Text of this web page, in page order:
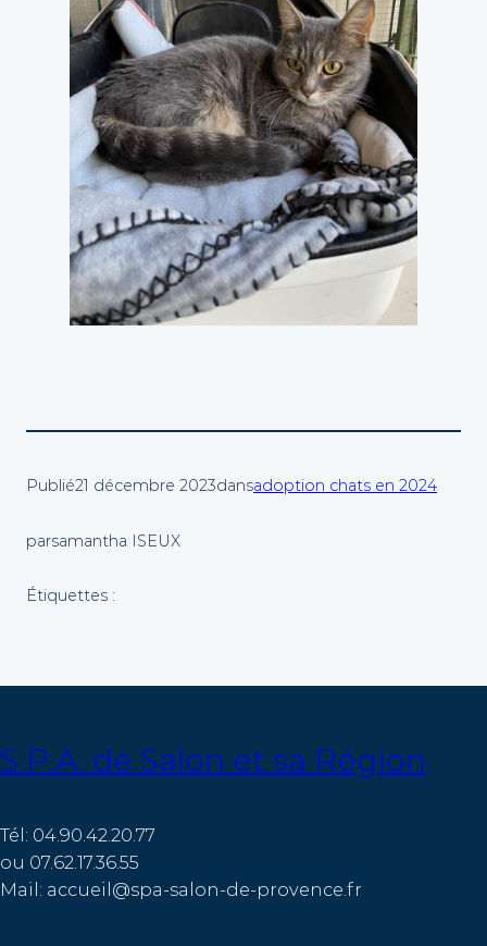
Publié21 décembre 2023dansadoption chats en 2024
parsamantha ISEUX
Étiquettes :
S.P.A. de Salon et sa Région
Tél: 04.90.42.20.77
ou 07.62.17.36.55
Mail: accueil@spa-salon-de-provence.fr